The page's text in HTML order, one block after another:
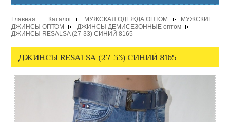
Главная Каталог МУЖСКАЯ ОДЕЖДА ОПТОМ
МУЖСКИЕ
ДЖИНСЫ ОПТОМ
ДЖИНСЫ ДЕМИСЕЗОННЫЕ оптом
ДЖИНСЫ RESALSA (27-33) СИНИЙ 8165
ДЖИНСЫ RESALSA (27-33) СИНИЙ 8165